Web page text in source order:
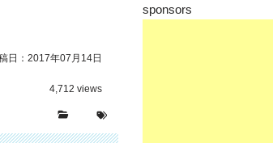
日：2017年07月14日
4,712 views
sponsors